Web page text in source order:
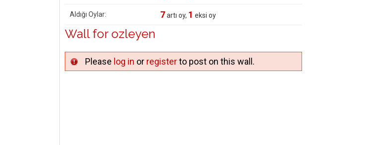
Aldığı Oylar: 7artı oy, 1 eksi oy
Wall for ozleyen
Please log in or registerto post on this wall.